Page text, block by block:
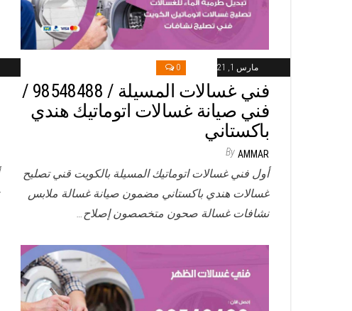
مارس 1, 2021 0
فني غسالات المسيلة / 98548488 /
فني صيانة غسالات اتوماتيك هندي
باكستاني
By AMMAR
أول فني غسالات اتوماتيك المسيلة بالكويت قني تصليح
غسالات هندي باكستاني مضمون صيانة غسالة ملابس
نشافات غسالة صحون متخصصون إصلاح…